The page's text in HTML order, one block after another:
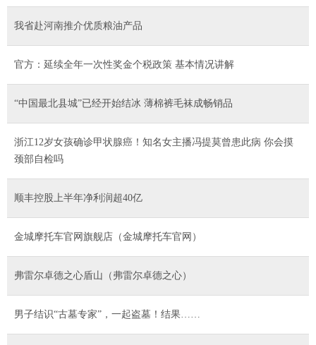
我省赴河南推介优质粮油产品
官方：延续全年一次性奖金个税政策 基本情况讲解
“中国最北县城”已经开始结冰 薄棉裤毛袜成畅销品
浙江12岁女孩确诊甲状腺癌！知名女主播冯提莫曾患此病 你会摸
颈部自检吗
顺丰控股上半年净利润超40亿
金城摩托车官网旗舰店（金城摩托车官网）
弗雷尔卓德之心盾山（弗雷尔卓德之心）
男子结识“古墓专家”，一起盗墓！结果……